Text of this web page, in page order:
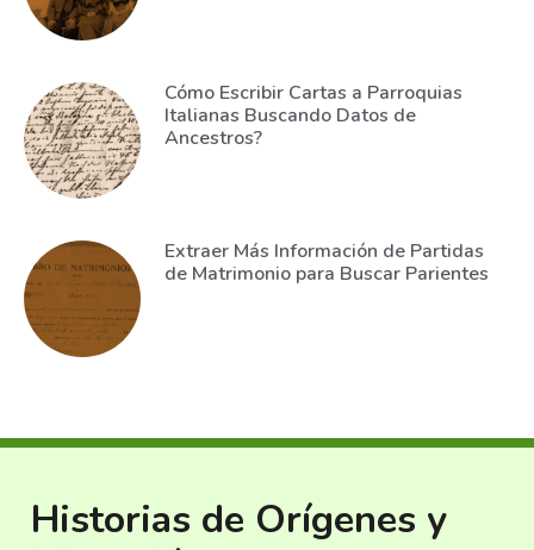
Cómo Escribir Cartas a Parroquias
Italianas Buscando Datos de
Ancestros?
Extraer Más Información de Partidas
de Matrimonio para Buscar Parientes
Historias de Orígenes y